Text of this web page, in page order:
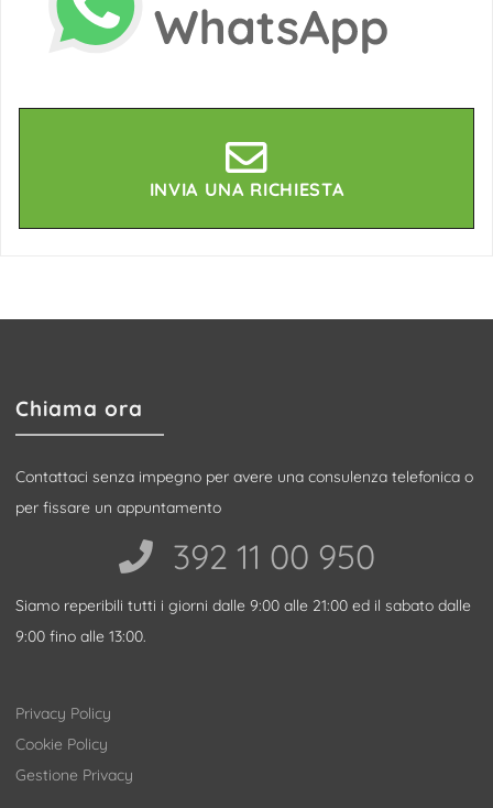
INVIA UNA RICHIESTA
Chiama ora
Contattaci senza impegno per avere una consulenza telefonica o
per fissare un appuntamento
392 11 00 950‬
Siamo reperibili tutti i giorni dalle 9:00 alle 21:00 ed il sabato dalle
9:00 fino alle 13:00.
Privacy Policy
Cookie Policy
Gestione Privacy